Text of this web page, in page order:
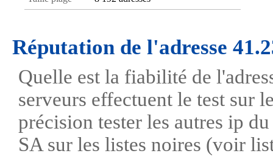
Réputation de l'adresse
Quelle est la fiabilité de
serveurs effectuent le test sur
précision tester les autres ip
SA sur les listes noires (voir